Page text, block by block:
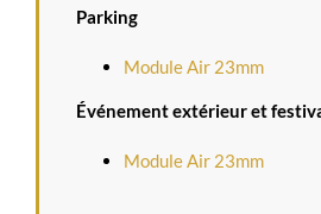
Parking
Module Air 23mm
Événementextérieur et
Module Air 23mm